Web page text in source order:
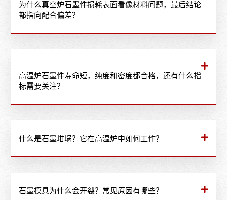
为什么真空炉石墨件损耗表面看像材料问题，最后结论
都指向配合偏差？
高温炉石墨件寿命短，纯度和密度都合格，还有什么指
标需要关注？​
什么是石墨坩埚？它在高温炉中如何工作？
石墨模具为什么会开裂？常见原因有哪些？​